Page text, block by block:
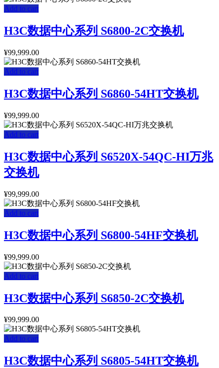
Add to cart
H3C数据中心系列 S6800-2C交换机
¥99,999.00
Add to cart
H3C数据中心系列 S6860-54HT交换机
¥99,999.00
Add to cart
H3C数据中心系列 S6520X-54QC-HI万兆
交换机
¥99,999.00
Add to cart
H3C数据中心系列 S6800-54HF交换机
¥99,999.00
Add to cart
H3C数据中心系列 S6850-2C交换机
¥99,999.00
Add to cart
H3C数据中心系列 S6805-54HT交换机